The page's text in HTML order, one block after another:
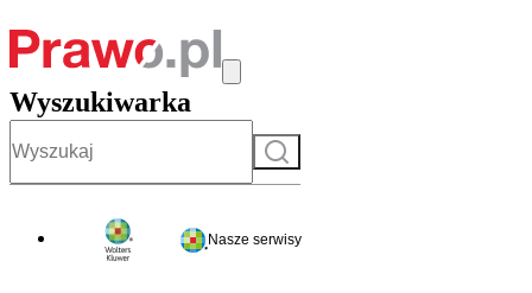
Wyszukiwarka
Szukaj
Nasze serwisy